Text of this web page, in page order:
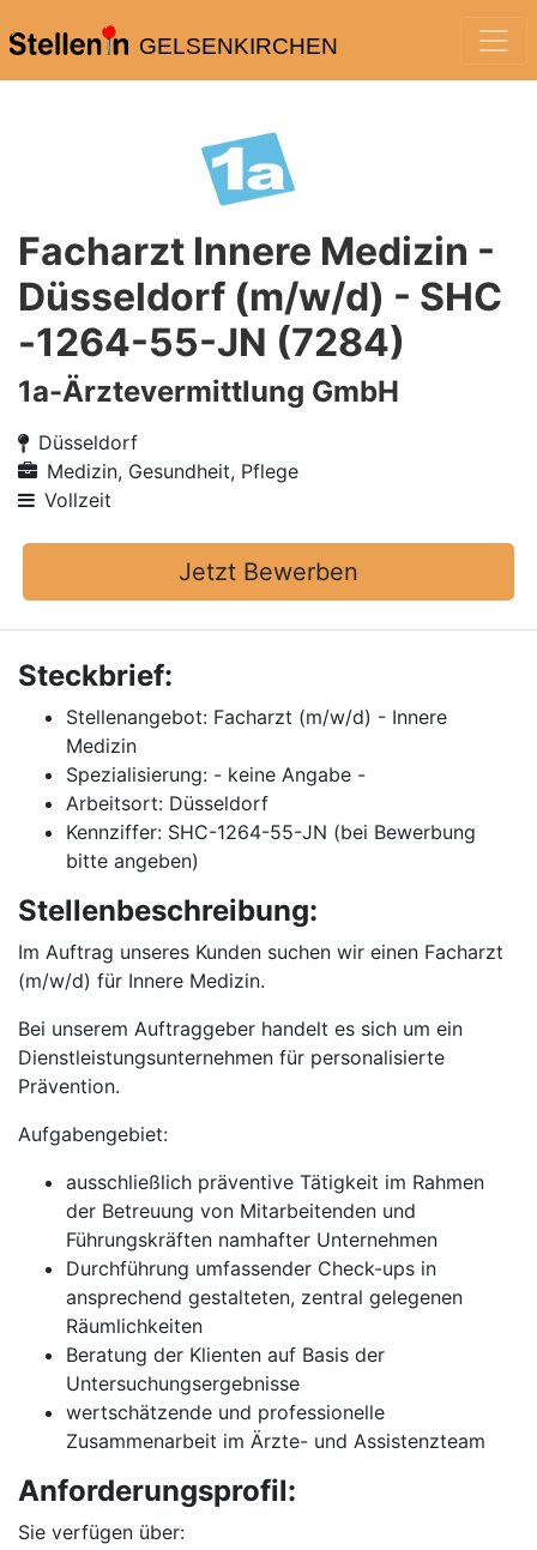
GELSENKIRCHEN
Facharzt Innere Medizin -
Düsseldorf (m/w/d) - SHC
-1264-55-JN (7284)
1a-Ärztevermittlung GmbH
Düsseldorf
Medizin, Gesundheit, Pflege
Vollzeit
Jetzt Bewerben
Steckbrief:
Stellenangebot: Facharzt (m/w/d) - Innere
Medizin
Spezialisierung: - keine Angabe -
Arbeitsort: Düsseldorf
Kennziffer: SHC-1264-55-JN (bei Bewerbung
bitte angeben)
Stellenbeschreibung:
Im Auftrag unseres Kunden suchen wir einen Facharzt
(m/w/d) für Innere Medizin.
Bei unserem Auftraggeber handelt es sich um ein
Dienstleistungsunternehmen für personalisierte
Prävention.
Aufgabengebiet:
ausschließlich präventive Tätigkeit im Rahmen
der Betreuung von Mitarbeitenden und
Führungskräften namhafter Unternehmen
Durchführung umfassender Check-ups in
ansprechend gestalteten, zentral gelegenen
Räumlichkeiten
Beratung der Klienten auf Basis der
Untersuchungsergebnisse
wertschätzende und professionelle
Zusammenarbeit im Ärzte- und Assistenzteam
Anforderungsprofil:
Sie verfügen über: